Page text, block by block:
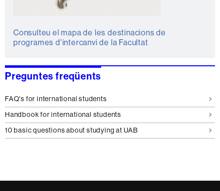
Consulteu el mapa de les destinacions de
programes d'intercanvi de la Facultat
Preguntes freqüents
FAQ's for international students
Handbook for international students
10 basic questions about studying at UAB